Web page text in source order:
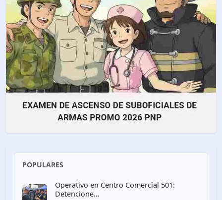
POPULARES
Operativo en Centro Comercial 501:
Detencione...